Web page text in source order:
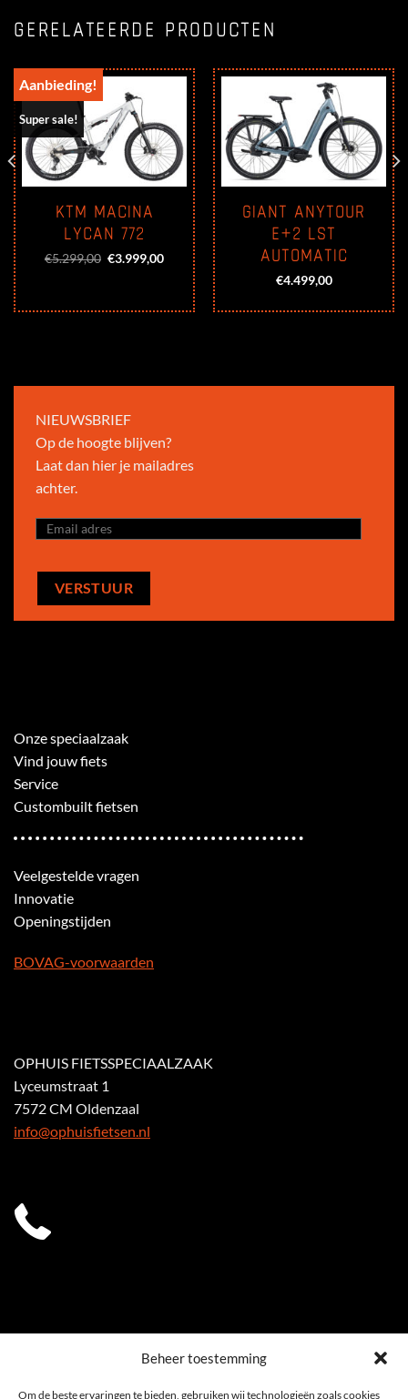
Beheer toestemming
Om de beste ervaringen te bieden, gebruiken wij technologieën zoals cookies
GERELATEERDE PRODUCTEN
Aanbieding!
Super sale!
KTM MACINA
LYCAN 772
€5.299,00 Oorspronkelijke
€3.999,00Huidige
€3.999,00.
GIANT ANYTOUR
E+2 LST
AUTOMATIC
€4.499,00
NIEUWSBRIEF
Op de hoogte blijven?
Laat dan hier je mailadres
achter.
Onze speciaalzaak
Vind jouw fiets
Service
Custombuilt fietsen
Veelgestelde vragen
Innovatie
Openingstijden
BOVAG-voorwaarden
OPHUIS FIETSSPECIAALZAAK
Lyceumstraat 1
7572 CM Oldenzaal
info@ophuisfietsen.nl
0541 539 353